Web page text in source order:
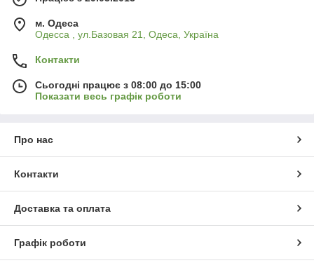
м. Одеса
Одесса , ул.Базовая 21, Одеса, Україна
Контакти
Сьогодні працює з 08:00 до 15:00
Показати весь графік роботи
Про нас
Контакти
Доставка та оплата
Графік роботи